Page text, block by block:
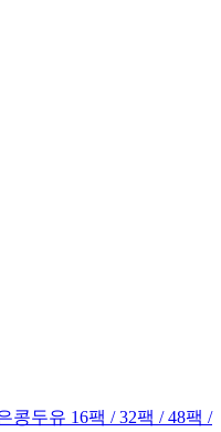
콩두유 16팩 / 32팩 / 48팩 /